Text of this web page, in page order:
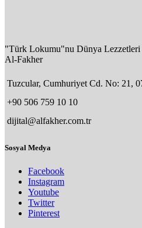
"Türk Lokumu"nu Dünya
Al-Fakher
Tuzcular, Cumhuriyet Cd. No: 21,
+90 506 759 10 10
dijital@alfakher.com.tr
Sosyal Medya
Facebook
Instagram
Youtube
Twitter
Pinterest